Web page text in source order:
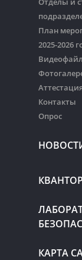
План
2025-2026
Контакты
Опрос
КАРТА